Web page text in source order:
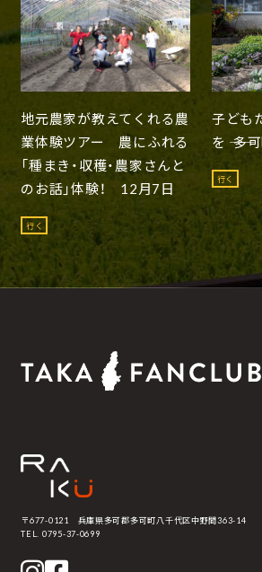
地元農家が教えてくれる農
業体験ツアー 農にふれる
「種まき・収穫・農家さんと
のお話」体験！ 12月7日
行く
子ども
を ――
行く
〒677-0121 兵庫県多可郡多可町八千代区中野間363-14
TEL. 0795-37-0699